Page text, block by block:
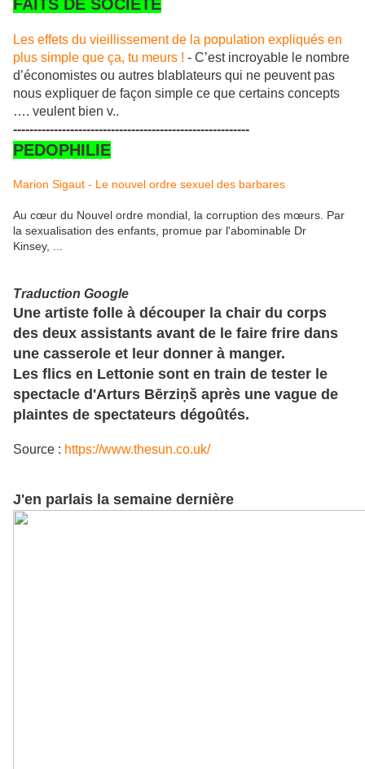
FAITS DE SOCIETE
Les effets du vieillissement de la population expliqués en
plus simple que ça, tu meurs ! - C’est incroyable le nombre
d’économistes ou autres blablateurs qui ne peuvent pas
nous expliquer de façon simple ce que certains concepts
…. veulent bien v..
----------------------------------------------------------
PEDOPHILIE
Marion Sigaut - Le nouvel ordre sexuel des barbares
Au cœur du Nouvel ordre mondial, la corruption des mœurs. Par
la sexualisation des enfants, promue par l'abominable Dr
Kinsey, ...
Traduction Google
Une artiste folle à découper la chair du corps
des deux assistants avant de le faire frire dans
une casserole et leur donner à manger.
Les flics en Lettonie sont en train de tester le
spectacle d'Arturs Bērziņš après une vague de
plaintes de spectateurs dégoûtés.
Source : https://www.thesun.co.uk/
J'en parlais la semaine dernière